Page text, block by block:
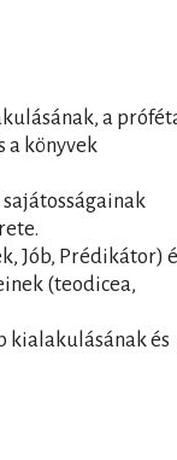
a
a könyvek
Jób, Prédikátor)
(teodicea,
kialakulásának és